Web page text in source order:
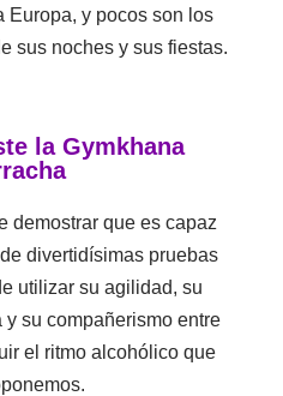
Europa, y pocos son los
sus noches y sus fiestas.
la Gymkhana
demostrar que es capaz
divertidísimas pruebas
utilizar su agilidad, su
su compañerismo entre
el ritmo alcohólico que